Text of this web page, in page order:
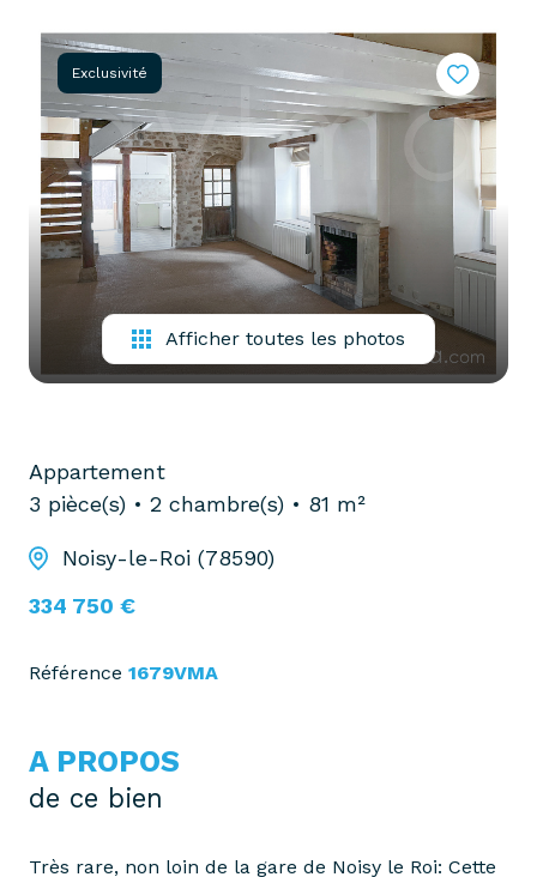
confiez-
nous
votre
recherche
acheter
biens
pro
biens
pro
gestion
locative
vendre
mon
bien
confiez-
nous
votre
recherche
Exclusivité
Afficher toutes les photos
Appartement
3 pièce(s)
2 chambre(s) 81 m²
Noisy-le-Roi (78590)
334 750 €
Référence 1679VMA
A PROPOS
de ce bien
Très rare, non loin de la gare de Noisy le Roi: Cette